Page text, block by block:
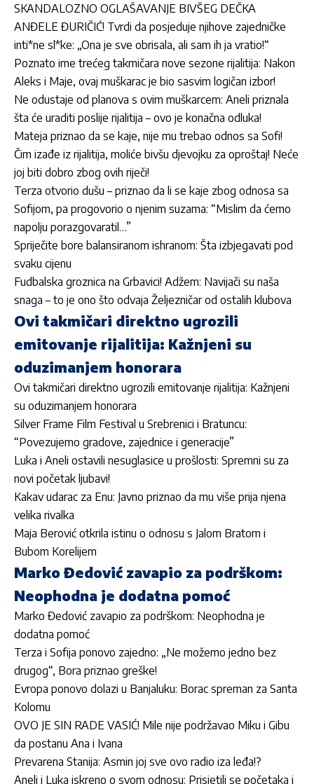
SKANDALOZNO OGLAŠAVANJE BIVŠEG DEČKA
ANĐELE ĐURIČIĆ! Tvrdi da posjeduje njihove zajedničke
inti*ne sl*ke: „Ona je sve obrisala, ali sam ih ja vratio!“
Poznato ime trećeg takmičara nove sezone rijalitija: Nakon
Aleks i Maje, ovaj muškarac je bio sasvim logičan izbor!
Ne odustaje od planova s ovim muškarcem: Aneli priznala
šta će uraditi poslije rijalitija – ovo je konačna odluka!
Mateja priznao da se kaje, nije mu trebao odnos sa Sofi!
Čim izađe iz rijalitija, moliće bivšu djevojku za oproštaj! Neće
joj biti dobro zbog ovih riječi!
Terza otvorio dušu – priznao da li se kaje zbog odnosa sa
Sofijom, pa progovorio o njenim suzama: “Mislim da ćemo
napolju porazgovaratil…”
Spriječite bore balansiranom ishranom: Šta izbjegavati pod
svaku cijenu
Fudbalska groznica na Grbavici! Adžem: Navijači su naša
snaga – to je ono što odvaja Željezničar od ostalih klubova
Ovi takmičari direktno ugrozili
emitovanje rijalitija: Kažnjeni su
oduzimanjem honorara
Ovi takmičari direktno ugrozili emitovanje rijalitija: Kažnjeni
su oduzimanjem honorara
Silver Frame Film Festival u Srebrenici i Bratuncu:
“Povezujemo gradove, zajednice i generacije”
Luka i Aneli ostavili nesuglasice u prošlosti: Spremni su za
novi početak ljubavi!
Kakav udarac za Enu: Javno priznao da mu više prija njena
velika rivalka
Maja Berović otkrila istinu o odnosu s Jalom Bratom i
Bubom Korelijem
Marko Đedović zavapio za podrškom:
Neophodna je dodatna pomoć
Marko Đedović zavapio za podrškom: Neophodna je
dodatna pomoć
Terza i Sofija ponovo zajedno: „Ne možemo jedno bez
drugog“, Bora priznao greške!
Evropa ponovo dolazi u Banjaluku: Borac spreman za Santa
Kolomu
OVO JE SIN RADE VASIĆ! Mile nije podržavao Miku i Gibu
da postanu Ana i Ivana
Prevarena Stanija: Asmin joj sve ovo radio iza leđa!?
Aneli i Luka iskreno o svom odnosu: Prisjetili se početaka i